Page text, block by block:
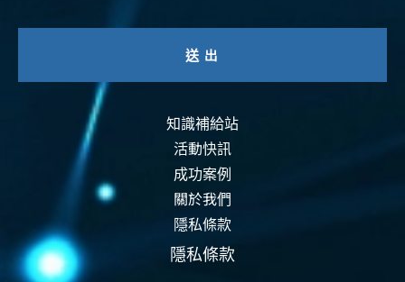
知識補給站
活動快訊
成功案例
關於我們
隱私條款
隱私條款